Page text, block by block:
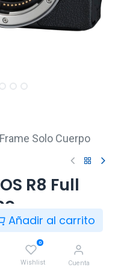
Añadir al carrito
0
Wishlist Cuenta
Solo Cuerpo
R8 Full